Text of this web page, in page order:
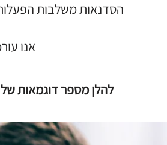
הסדנאות משלבות
אנו
להלן מספר דוגמאות של